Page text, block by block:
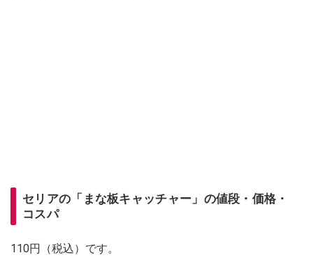
セリアの「まな板キャッチャー」の値段・価格・
コスパ
110円（税込）です。